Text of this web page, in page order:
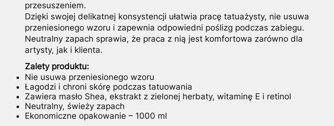
przesuszeniem.
Dzięki swojej delikatnej konsystencji ułatwia pracę tatuażysty, nie usuwa
przeniesionego wzoru i zapewnia odpowiedni poślizg podczas zabiegu.
Neutralny zapach sprawia, że praca z nią jest komfortowa zarówno dla
artysty, jak i klienta.
Zalety produktu:
Nie usuwa przeniesionego wzoru
Łagodzi i chroni skórę podczas tatuowania
Zawiera masło Shea, ekstrakt z zielonej herbaty, witaminę E i retinol
Neutralny, świeży zapach
Ekonomiczne opakowanie – 1000 ml